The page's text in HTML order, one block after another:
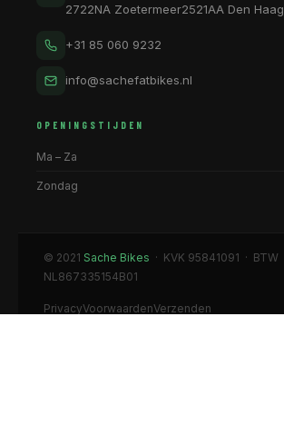
2722NA Zoetermeer2521AA Den Haag
+31 85 060 9232
info@sachefatbikes.nl
OPENINGSTIJDEN
Ma – Za
Zondag
© 2021 Sache Bikes · KVK 95841091 · BTW
NL867335154B01
PrivacyVoorwaardenVerzenden